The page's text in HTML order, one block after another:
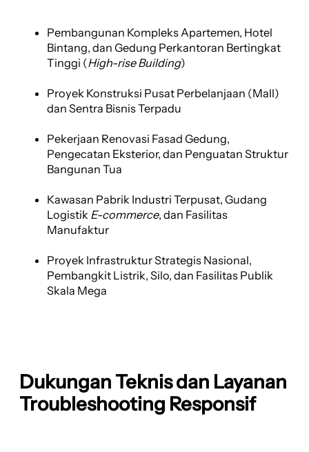
Pembangunan Kompleks Apartemen, Hotel
Bintang, dan Gedung Perkantoran Bertingkat
Tinggi (High-rise Building)
Proyek Konstruksi Pusat Perbelanjaan (Mall)
dan Sentra Bisnis Terpadu
Pekerjaan Renovasi Fasad Gedung,
Pengecatan Eksterior, dan Penguatan Struktur
Bangunan Tua
Kawasan Pabrik Industri Terpusat, Gudang
Logistik E-commerce, dan Fasilitas
Manufaktur
Proyek Infrastruktur Strategis Nasional,
Pembangkit Listrik, Silo, dan Fasilitas Publik
Skala Mega
Dukungan Teknis dan Layanan
Troubleshooting Responsif